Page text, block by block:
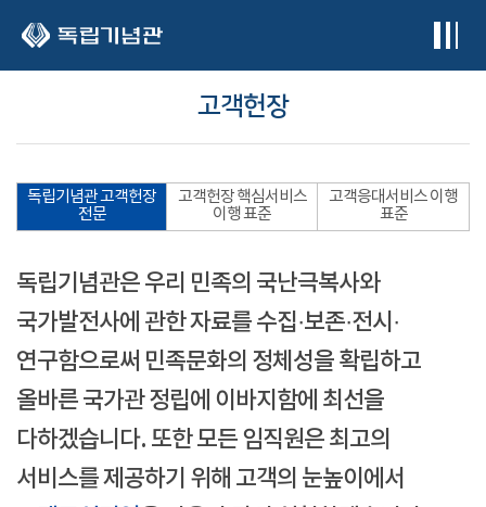
고객헌장
독립기념관 고객헌장
전문
고객헌장 핵심서비스
이행 표준
고객응대서비스 이행
표준
독립기념관은 우리 민족의 국난극복사와
국가발전사에 관한 자료를 수집·보존·전시·
연구함으로써 민족문화의 정체성을 확립하고
올바른 국가관 정립에 이바지함에 최선을
다하겠습니다. 또한 모든 임직원은 최고의
서비스를 제공하기 위해 고객의 눈높이에서